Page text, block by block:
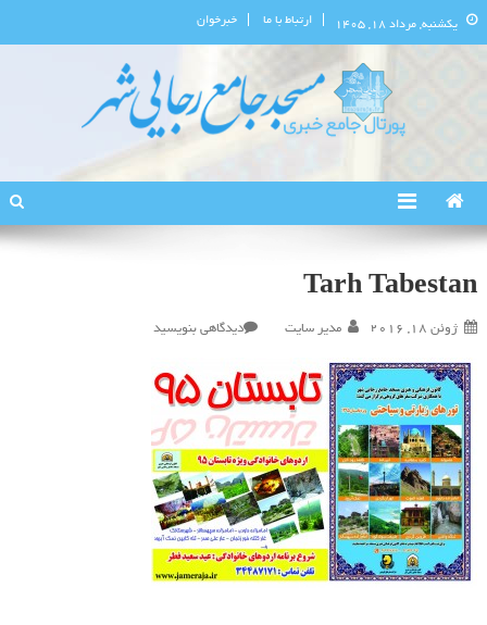
یکشنبه, مرداد ۱۸, ۱۴۰۵ ارتباط با ما خبرخوان
پورتال اطلاع‌رسانی مسجد جامع
Tarh Tabestan
ژوئن 18, 2016 مدیر سایت دیدگاهی بنویسیددر
Tabestan